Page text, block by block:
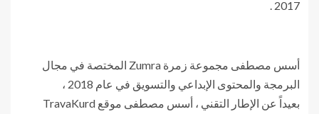
2017 .
أسس مصطفى مجموعة زمرة Zumra المختصة في مجال
البرمجة والمحتوى الإبداعي والتسويق في عام 2018 ،
بعيداً عن الإطار التقني ، أسس مصطفى موقع TravaKurd